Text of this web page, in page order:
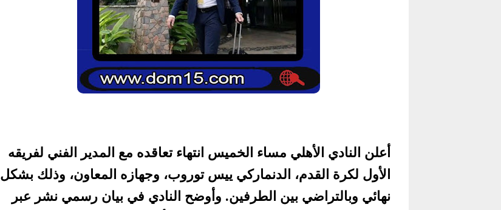
أعلن النادي الأهلي مساء الخميس انتهاء تعاقده مع المدير الفني لفريقه
الأول لكرة القدم، الدنماركي ييس توروب، وجهازه المعاون، وذلك بشكل
نهائي وبالتراضي بين الطرفين. وأوضح النادي في بيان رسمي نشر عبر